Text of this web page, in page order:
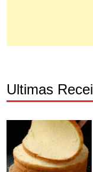
Ultimas